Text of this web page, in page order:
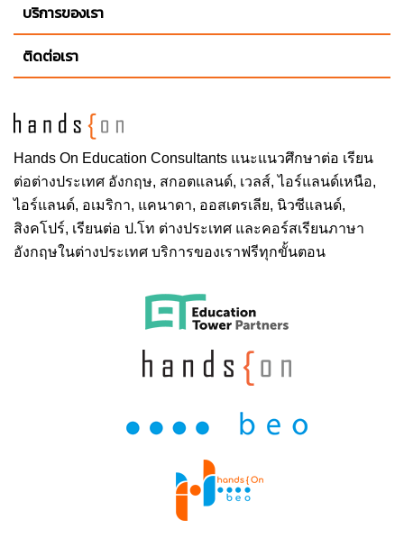
Hands On Education Consultants แนะแนวศึกษาต่อ เรียน
ต่อต่างประเทศ อังกฤษ, สกอตแลนด์, เวลส์, ไอร์แลนด์เหนือ,
ไอร์แลนด์, อเมริกา, แคนาดา, ออสเตรเลีย, นิวซีแลนด์,
สิงคโปร์, เรียนต่อ ป.โท ต่างประเทศ และคอร์สเรียนภาษา
อังกฤษในต่างประเทศ บริการของเราฟรีทุกขั้นตอน
บริการของเรา
ติดต่อเรา